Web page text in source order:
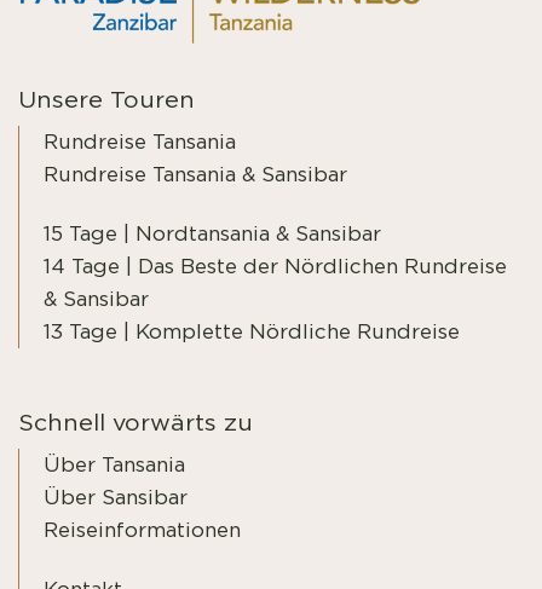
Unsere Touren
Rundreise Tansania
Rundreise Tansania & Sansibar
15 Tage | Nordtansania & Sansibar
14 Tage | Das Beste der Nördlichen Rundreise
& Sansibar
13 Tage | Komplette Nördliche Rundreise
Schnell vorwärts zu
Über Tansania
Über Sansibar
Reiseinformationen